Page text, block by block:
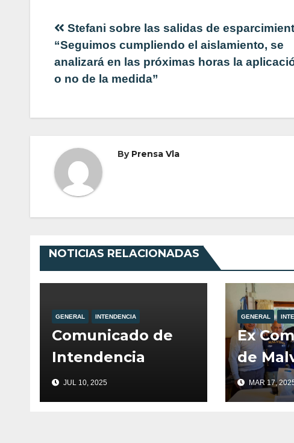
Navegación
de
Stefani sobre las salidas de
“Seguimos cumpliendo el aislamiento, se
analizará en las próximas horas la
o no de la medida”
By Prensa Vla
NOTICIAS RELACIONADAS
GENERAL INTENDENCIA
Comunicado de
Intendencia
JUL 10, 2025
GENERAL
Ex
de
fueron
por el
MAR 17,